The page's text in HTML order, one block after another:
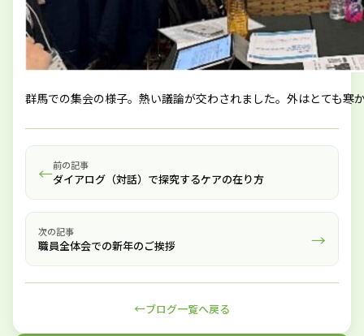
群馬での集会の様子。熱い議論が交わされました。外はとても寒
←前の記事
ダイアログ（対話）で探究するケアの在り方
次の記事
職員全体会での新年のご挨拶 →
←ブログ一覧へ戻る